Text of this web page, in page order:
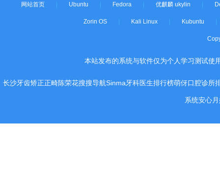
网站首页 | Ubuntu | Fedora | 优麒麟 ukylin |
Zorin OS | Kali Linux | Kubuntu |
本站发布的系统与软件仅为个人学习测试使
长沙牙齿矫正正畸陈荣花搜搜导航Sinma牙科医生排行榜萌伢口腔诊所
系统安心